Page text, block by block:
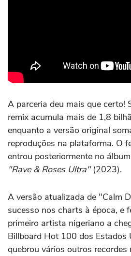
A parceria deu mais que certo!
remix acumula mais de 1,8
enquanto a versão original
reproduções na plataforma. O
entrou posteriormente no
"Rave & Roses Ultra"(2023).
A versão atualizada de "Calm
sucesso nos charts à época, e
primeiro artista nigeriano a
Billboard Hot 100 dos Estados
quebrou vários outros recordes